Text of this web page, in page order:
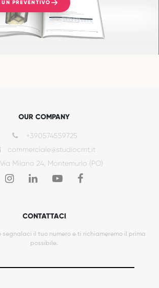
PREVENTIVO
OUR COMPANY
+390574559725
commerciale@studiocmt.it
Via Milano 24, Montemurlo (PO)
CONTATTACI
segnalaci il tuo numero e ti richiameremo il prima
possibile.